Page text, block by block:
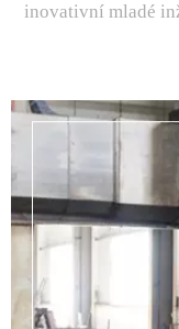
inovativní mladé